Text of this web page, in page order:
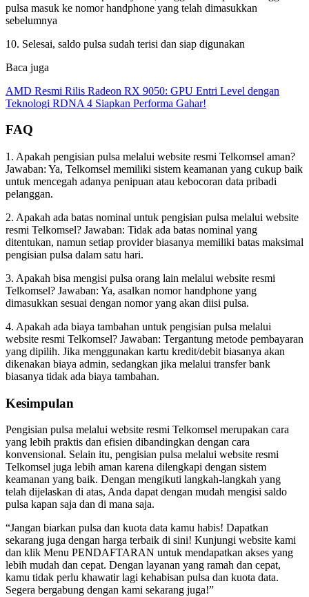
pulsa masuk ke nomor handphone yang telah dimasukkan
sebelumnya
10. Selesai, saldo pulsa sudah terisi dan siap digunakan
Baca juga
AMD Resmi Rilis Radeon RX 9050: GPU Entri Level dengan
Teknologi RDNA 4 Siapkan Performa Gahar!
FAQ
1. Apakah pengisian pulsa melalui website resmi Telkomsel aman?
Jawaban: Ya, Telkomsel memiliki sistem keamanan yang cukup baik
untuk mencegah adanya penipuan atau kebocoran data pribadi
pelanggan.
2. Apakah ada batas nominal untuk pengisian pulsa melalui website
resmi Telkomsel? Jawaban: Tidak ada batas nominal yang
ditentukan, namun setiap provider biasanya memiliki batas maksimal
pengisian pulsa dalam satu hari.
3. Apakah bisa mengisi pulsa orang lain melalui website resmi
Telkomsel? Jawaban: Ya, asalkan nomor handphone yang
dimasukkan sesuai dengan nomor yang akan diisi pulsa.
4. Apakah ada biaya tambahan untuk pengisian pulsa melalui
website resmi Telkomsel? Jawaban: Tergantung metode pembayaran
yang dipilih. Jika menggunakan kartu kredit/debit biasanya akan
dikenakan biaya admin, sedangkan jika melalui transfer bank
biasanya tidak ada biaya tambahan.
Kesimpulan
Pengisian pulsa melalui website resmi Telkomsel merupakan cara
yang lebih praktis dan efisien dibandingkan dengan cara
konvensional. Selain itu, pengisian pulsa melalui website resmi
Telkomsel juga lebih aman karena dilengkapi dengan sistem
keamanan yang baik. Dengan mengikuti langkah-langkah yang
telah dijelaskan di atas, Anda dapat dengan mudah mengisi saldo
pulsa kapan saja dan di mana saja.
“Jangan biarkan pulsa dan kuota data kamu habis! Dapatkan
sekarang juga dengan harga terbaik di sini! Kunjungi website kami
dan klik Menu PENDAFTARAN untuk mendapatkan akses yang
lebih mudah dan cepat. Dengan layanan yang ramah dan cepat,
kamu tidak perlu khawatir lagi kehabisan pulsa dan kuota data.
Segera bergabung dengan kami sekarang juga!”